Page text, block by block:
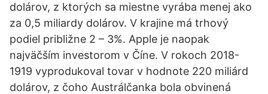
dolárov, z ktorých sa miestne vyrába menej ako
za 0,5 miliardy dolárov. V krajine má trhový
podiel približne 2 – 3%. Apple je naopak
najväčším investorom v Číne. V rokoch 2018-
1919 vyprodukoval tovar v hodnote 220 miliárd
dolárov, z čoho Austrálčanka bola obvinená